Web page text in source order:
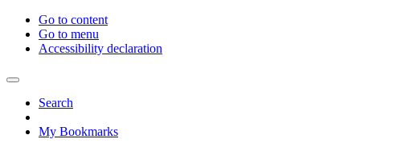
Go to content
Go to menu
Accessibility declaration
Search
My Bookmarks